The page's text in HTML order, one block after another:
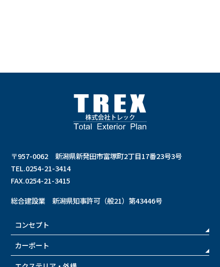
〒957-0062 新潟県新発田市富塚町2丁目17番23号3号
TEL.0254-21-3414
FAX.0254-21-3415
総合建設業 新潟県知事許可（般21）第43446号
コンセプト
カーポート